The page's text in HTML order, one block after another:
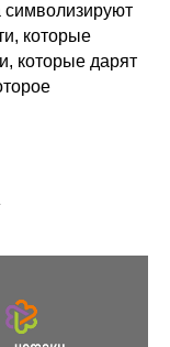
символизируют
которые
которые дарят